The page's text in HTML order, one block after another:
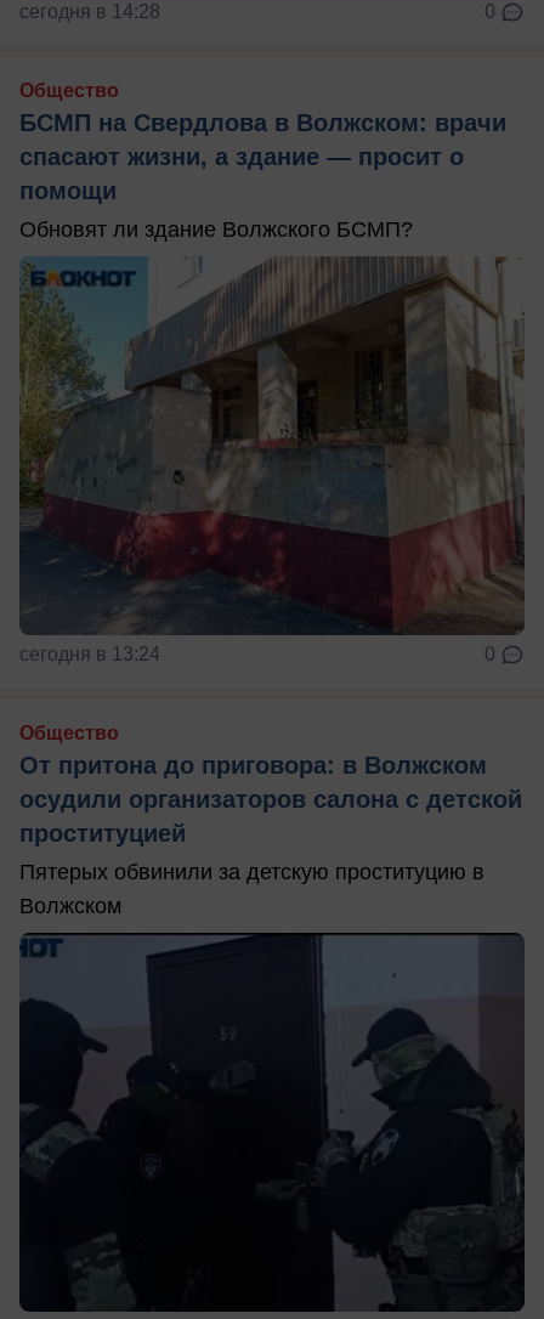
сегодня в 14:28 0
Общество
БСМП на Свердлова в Волжском: врачи
спасают жизни, а здание — просит о
помощи
Обновят ли здание Волжского БСМП?
сегодня в 13:24 0
Общество
От притона до приговора: в Волжском
осудили организаторов салона с детской
проституцией
Пятерых обвинили за детскую проституцию в
Волжском